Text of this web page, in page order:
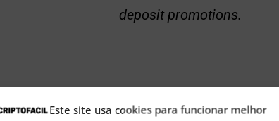
Este site usa cookies para funcionar melhor
deposit promotions.